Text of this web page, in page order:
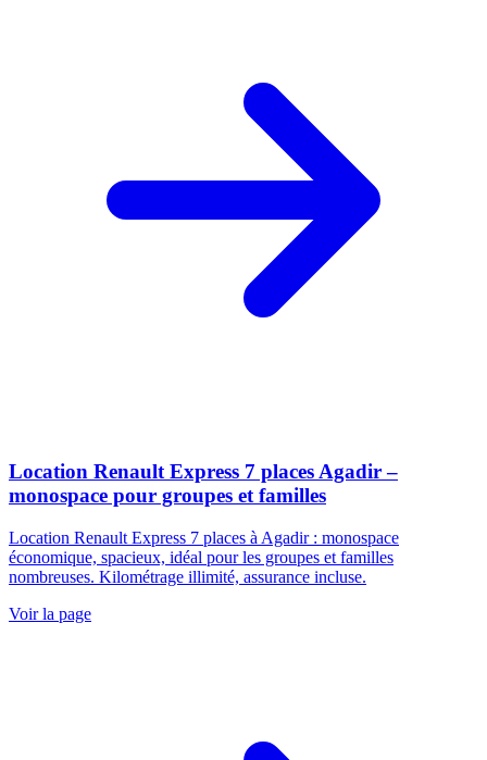
Location Renault Express 7 places Agadir –
monospace pour groupes et familles
Location Renault Express 7 places à Agadir : monospace
économique, spacieux, idéal pour les groupes et familles
nombreuses. Kilométrage illimité, assurance incluse.
Voir la page